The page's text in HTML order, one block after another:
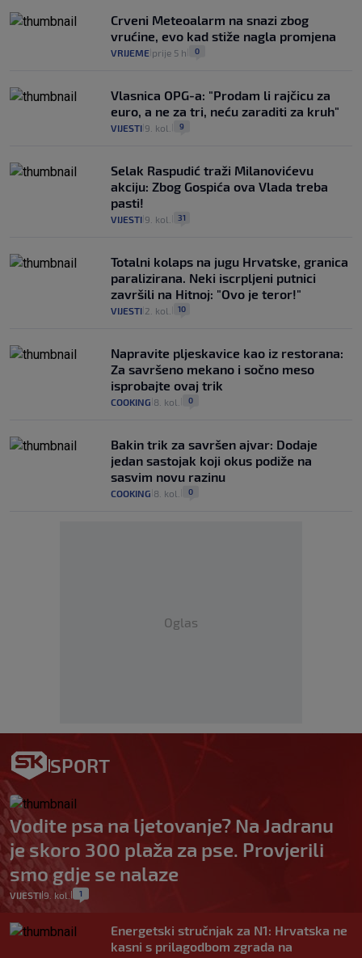
Crveni Meteoalarm na snazi zbog
vrućine, evo kad stiže nagla promjena
VRIJEME prije 5 h 0
Vlasnica OPG-a: "Prodam li rajčicu za
euro, a ne za tri, neću zaraditi za kruh"
VIJESTI 9. kol. 9
Selak Raspudić traži Milanovićevu
akciju: Zbog Gospića ova Vlada treba
pasti!
VIJESTI 9. kol. 31
Totalni kolaps na jugu Hrvatske, granica
paralizirana. Neki iscrpljeni putnici
završili na Hitnoj: "Ovo je teror!"
VIJESTI 2. kol. 10
Napravite pljeskavice kao iz restorana:
Za savršeno mekano i sočno meso
isprobajte ovaj trik
COOKING 8. kol. 0
Bakin trik za savršen ajvar: Dodaje
jedan sastojak koji okus podiže na
sasvim novu razinu
COOKING 8. kol. 0
Oglas
SPORT
Vodite psa na ljetovanje? Na Jadranu
je skoro 300 plaža za pse. Provjerili
smo gdje se nalaze
VIJESTI 9. kol. 1
Energetski stručnjak za N1: Hrvatska ne
kasni s prilagodbom zgrada na